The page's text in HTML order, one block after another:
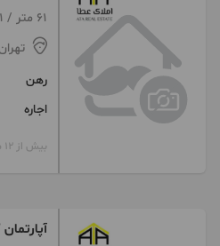
61 متر / 1 اتاق / طبقه 3
رهن
اجاره
بیش از 12 ماه پیش